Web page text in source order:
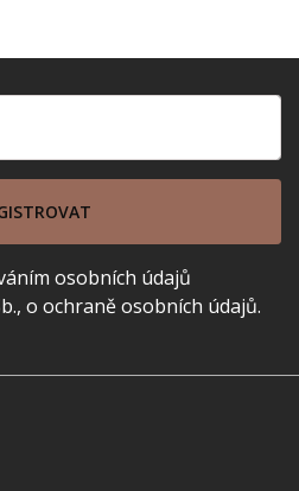
osobních údajů
o ochraně osobních údajů.